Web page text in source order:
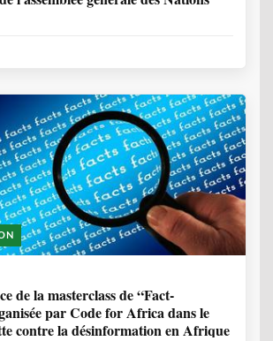
de la masterclass de “Fact-
par Code for Africa dans le
contre la désinformation en Afrique